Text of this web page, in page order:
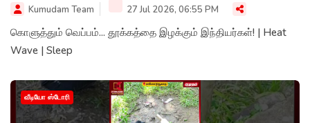
Kumudam Team 27 Jul 2026, 06:55 PM
கொளுத்தும் வெப்பம்... தூக்கத்தை இழக்கும் இந்தியர்கள்! | Heat
Wave | Sleep
வீடியோ ஸ்டோரி